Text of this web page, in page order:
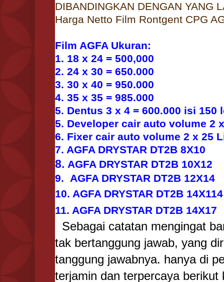
DIBANDINGKAN DENGAN YANG
Harga Netto Film Rontgent CPG
Film AGFA Ukuran:
1. 18 x 24 = 500,000
2. 24 x 30 = 650.000
3. 30 x 40 = 950.000
4. 35 x 35 = 985.000
5. Dentus 3 x 4 = 600.000 isi 150
5. Developer cair auto volume 2
6. Fixer cair auto volume 2 x 25
7. AGFA DRYSTAR DT2B 8X10
8. AGFA DRYSTAR DT2B 10X12
9. AGFA DRYSTAR DT2B 12X14
10. AGFA DRYSTAR DT2B 14X114
11. AGFA DRYSTAR DT2B 14X17
Sebagai catatan mengingat
tak bertanggung jawab, yang
tanggung jawabnya. hanya di
terjamin dan terpercaya berikut